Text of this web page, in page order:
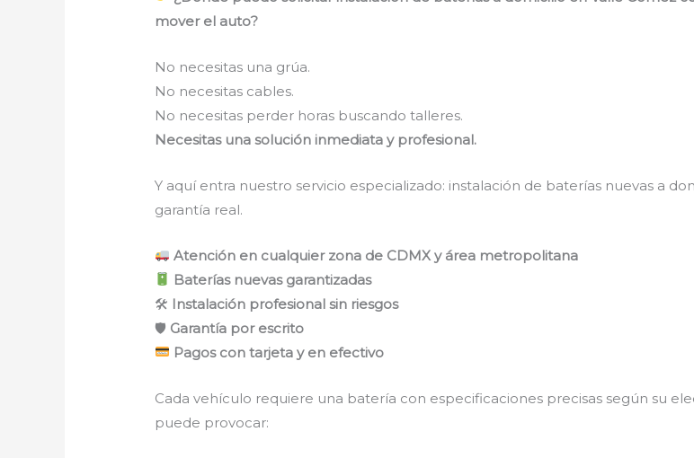
mover el auto?
No necesitas una grúa.
No necesitas cables.
No necesitas perder horas buscando talleres.
Necesitas una solución inmediata y profesional.
Y aquí entra nuestro servicio especializado: instalación de baterías nuevas a
garantía real.
Atención en cualquier zona de CDMX y área metropolitana
Baterías nuevas garantizadas
🛠 Instalación profesional sin riesgos
🛡 Garantía por escrito
Pagos con tarjeta y en efectivo
Cada vehículo requiere una batería con especificaciones precisas según su
puede provocar: